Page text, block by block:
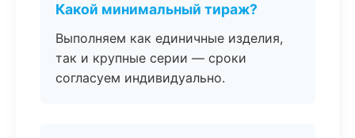
Какой минимальный тираж?
Выполняем как единичные изделия,
так и крупные серии — сроки
согласуем индивидуально.